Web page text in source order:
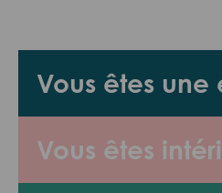
Vous êtes une
Vous êtes